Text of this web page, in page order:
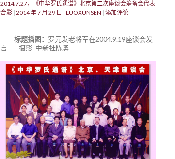
2014.7.27，《中华罗氏通谱》北京第二次座谈会筹备会代表
合影 2014 年 7 月 29 日 LUOXUNSEN 添加评论
标题插图： 罗元发老将军在2004.9.19座谈会发
言——摄影 中新社陈勇